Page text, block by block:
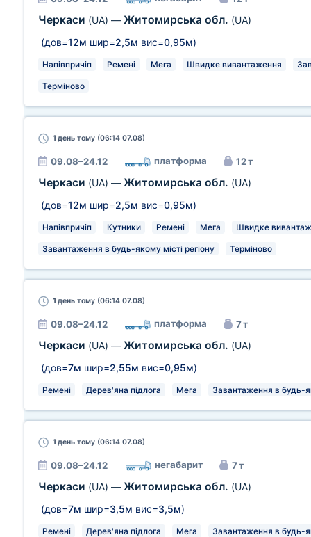
Черкаси (UA) — Житомирська обл. (UA)
(дов=12м шир=2,5м вис=0,95м)
Напівпричіп Ремені Мега Швидке вивантаження
Терміново
1 день тому (06:14 07.08)
09.08–24.12 платформа 12 т
Черкаси (UA) — Житомирська обл. (UA)
(дов=12м шир=2,5м вис=0,95м)
Напівпричіп Кутники Ремені Мега Швидке
Завантаження в будь-якому місті регіону Терміново
1 день тому (06:14 07.08)
09.08–24.12 платформа 7 т
Черкаси (UA) — Житомирська обл. (UA)
(дов=7м шир=2,55м вис=0,95м)
Ремені Дерев'яна підлога Мега Завантаження в будь-
1 день тому (06:14 07.08)
09.08–24.12 негабарит 7 т
Черкаси (UA) — Житомирська обл. (UA)
(дов=7м шир=3,5м вис=3,5м)
Ремені Дерев'яна підлога Мега Завантаження в будь-